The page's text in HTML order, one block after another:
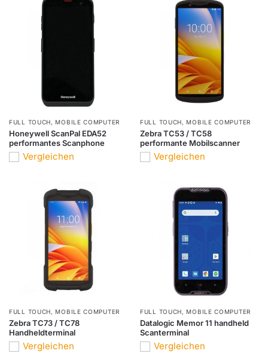
FULL TOUCH,MOBILE COMPUTER
Honeywell ScanPal EDA52
performantes Scanphone
Vergleichen
FULL TOUCH,MOBILE COMPUTER
Zebra TC53 / TC58
performante Mobilscanner
Vergleichen
FULL TOUCH,MOBILE COMPUTER
Zebra TC73 / TC78
Handheldterminal
Vergleichen
FULL TOUCH,MOBILE COMPUTER
Datalogic Memor 11 handheld
Scanterminal
Vergleichen